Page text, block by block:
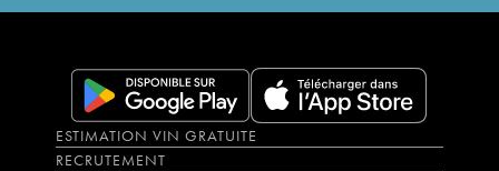
ESTIMATION VIN GRATUITE
RECRUTEMENT